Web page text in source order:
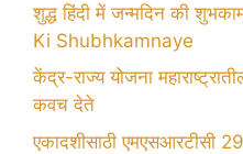
शुद्ध हिंदी में जन्मदिन की
Ki Shubhkamnaye
केंद्र-राज्य योजना
कवच देते
एकादशीसाठी एमएसआरटीसी